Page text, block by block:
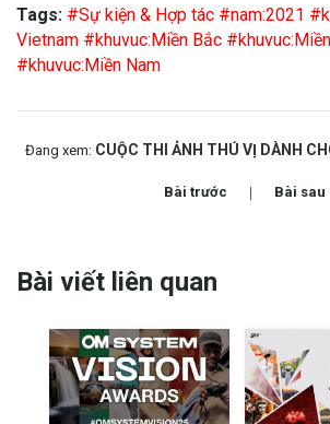
Tags: #Sự kiện & Hợp tác #nam:2021
Vietnam #khuvuc:Miền Bắc
#khuvuc:Miền Nam
Đang xem: CUỘC THI ẢNH THÚ VỊ DÀNH CHO
Bài trước Bài sau
Bài viết liên quan